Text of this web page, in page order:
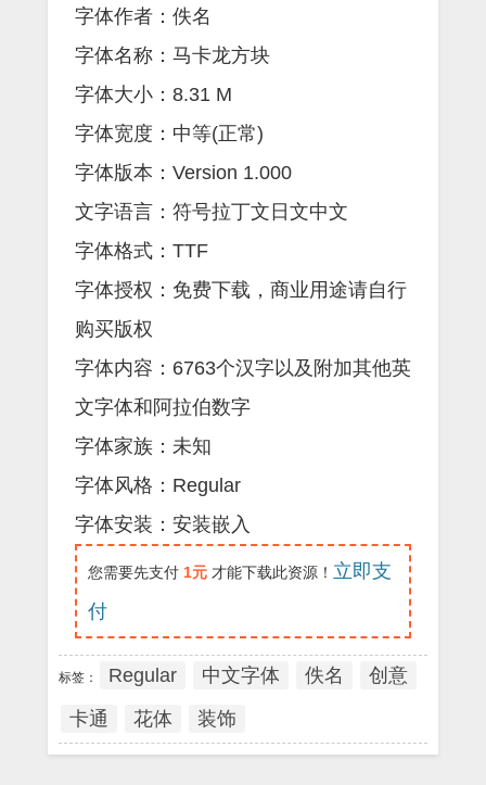
字体作者：佚名
字体名称：马卡龙方块
字体大小：8.31 M
字体宽度：中等(正常)
字体版本：Version 1.000
文字语言：符号拉丁文日文中文
字体格式：TTF
字体授权：免费下载，商业用途请自行
购买版权
字体内容：6763个汉字以及附加其他英
文字体和阿拉伯数字
字体家族：未知
字体风格：Regular
字体安装：安装嵌入
您需要先支付 1元 才能下载此资源！ 立即支
付
标签： Regular 中文字体 佚名
创意
卡通
花体 装饰